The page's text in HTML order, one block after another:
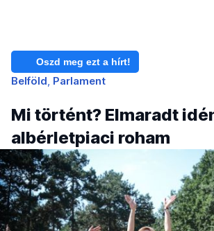
Oszd meg ezt a hírt!
Belföld Parlament
Mi történt? Elmaradt
albérletpiaci roham